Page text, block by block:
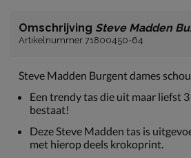
Omschrijving Steve Madden
Artikelnummer 71800450-64
Steve Madden Burgent dames
Een trendy tas die uit maar liefst
bestaat!
Deze Steve Madden tas is
met hierop deels krokoprint.